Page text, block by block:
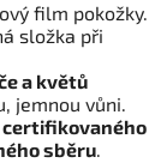
film pokožky.
složka při
a květů
jemnou vůni.
certifikovaného
sběru.